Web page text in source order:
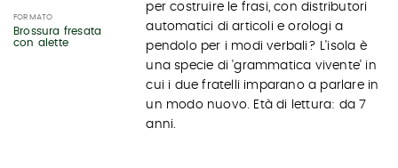
FORMATO
Brossura fresata
con alette
per costruire le frasi, con distributori
automatici di articoli e orologi a
pendolo per i modi verbali? L'isola è
una specie di 'grammatica vivente' in
cui i due fratelli imparano a parlare in
un modo nuovo. Età di lettura: da 7
anni.